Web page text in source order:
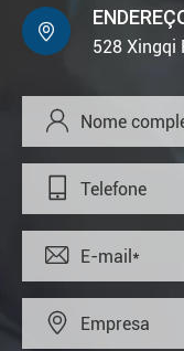

528 Xingqi



